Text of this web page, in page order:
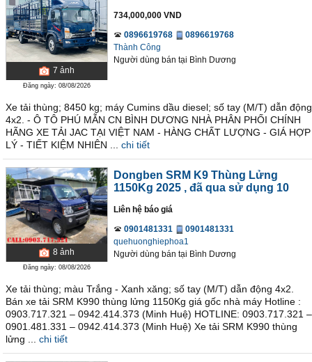
7 ảnh
Đăng ngày: 08/08/2026
734,000,000 VND
0896619768
0896619768
Thành Công
Người dùng bán tại Bình Dương
Xe tải thùng; 8450 kg; máy Cumins dầu diesel; số tay (M/T) dẫn động
4x2. - Ô TÔ PHÚ MẪN CN BÌNH DƯƠNG NHÀ PHÂN PHỐI CHÍNH
HÃNG XE TẢI JAC TẠI VIỆT NAM - HÀNG CHẤT LƯỢNG - GIÁ HỢP
LÝ - TIẾT KIỆM NHIÊN ...
chi tiết
8 ảnh
Đăng ngày: 08/08/2026
Dongben SRM K9 Thùng Lửng
1150Kg 2025 , đã qua sử dụng 10
Liên hệ báo giá
0901481331
0901481331
quehuonghiephoa1
Người dùng bán tại Bình Dương
Xe tải thùng; màu Trắng - Xanh xăng; số tay (M/T) dẫn động 4x2.
Bán xe tải SRM K990 thùng lửng 1150Kg giá gốc nhà máy Hotline :
0903.717.321 – 0942.414.373 (Minh Huệ) HOTLINE: 0903.717.321 –
0901.481.331 – 0942.414.373 (Minh Huệ) Xe tải SRM K990 thùng
lửng ...
chi tiết